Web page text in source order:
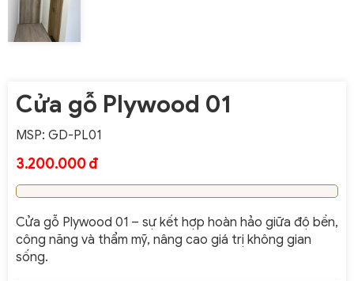
Cửa gỗ Plywood 01
MSP: GD-PL01
3.200.000 đ
Cửa gỗ Plywood 01 – sự kết hợp hoàn hảo giữa độ bền,
công năng và thẩm mỹ, nâng cao giá trị không gian
sống.